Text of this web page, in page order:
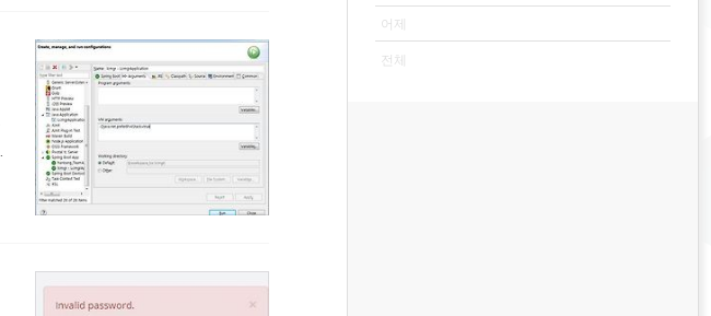
어제
전체